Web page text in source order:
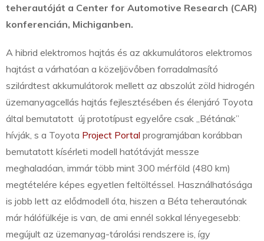
teherautóját a Center for Automotive Research (CAR)
konferencián, Michiganben.
A hibrid elektromos hajtás és az akkumulátoros elektromos
hajtást a várhatóan a közeljövőben forradalmasító
szilárdtest akkumulátorok mellett az abszolút zöld hidrogén
üzemanyagcellás hajtás fejlesztésében és élenjáró Toyota
által bemutatott új prototípust egyelőre csak „Bétának”
hívják, s a Toyota Project Portal programjában korábban
bemutatott kísérleti modell hatótávját messze
meghaladóan, immár több mint 300 mérföld (480 km)
megtételére képes egyetlen feltöltéssel. Használhatósága
is jobb lett az elődmodell óta, hiszen a Béta teherautónak
már hálófülkéje is van, de ami ennél sokkal lényegesebb:
megújult az üzemanyag-tárolási rendszere is, így